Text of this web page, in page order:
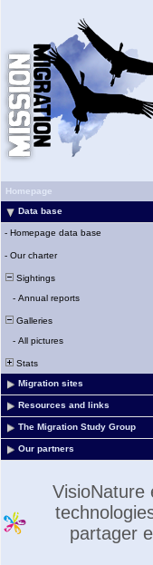
Homepage
Data base
- Homepage data base
- Our charter
Sightings
- Annual reports
Galleries
- All pictures
Stats
Migration sites
Resources and links
The Migration Study Group
Our partners
VisioNature
partager